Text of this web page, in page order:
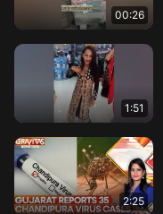
00:26
1:51
2:25